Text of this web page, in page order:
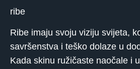
ribe
Ribe imaju svoju viziju svijeta,
savršenstva i teško dolaze u
Kada skinu ružičaste naočale i